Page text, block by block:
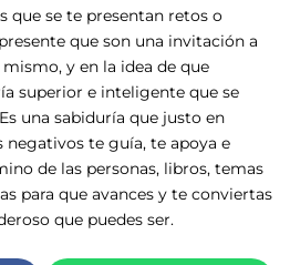
que se te presentan retos o
que son una invitación a
y en la idea de que
superior e inteligente que se
una sabiduría que justo en
te guía, te apoya e
de las personas, libros, temas
para que avances y te conviertas
que puedes ser.